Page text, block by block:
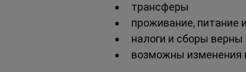
трансферы
проживание, питание
налоги и сборы верны
возможны изменения